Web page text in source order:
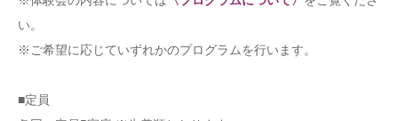
い。
※ご希望に応じていずれかのプログラムを行います。
■定員